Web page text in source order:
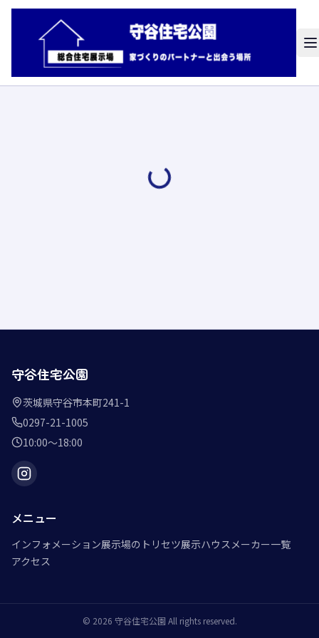
守谷住宅公園
茨城県守谷市本町241-1
0297-21-1005
10:00〜18:00
メニュー
インフォメーション展示場のトリセツ展示ハウスメーカー一覧
アクセス
© 2026 守谷住宅公園 All rights reserved.